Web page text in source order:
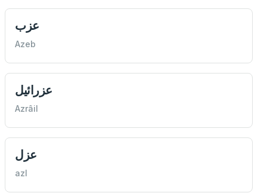
عزب
Azeb
عزرائيل
Azrâil
عزل
azl